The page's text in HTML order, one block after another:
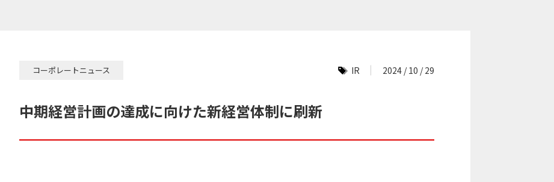
コーポレートニュース IR 2024 / 10 / 29
中期経営計画の達成に向けた新経営体制に刷新